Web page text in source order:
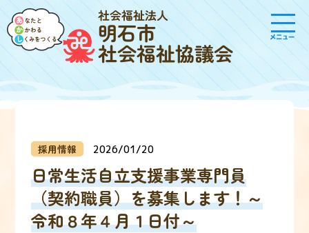
社会福祉法人
明石市
社会福祉協議会
メニュー
採用情報 2026/01/20
日常生活自立支援事業専門員
（契約職員）を募集します！～
令和８年４月１日付～